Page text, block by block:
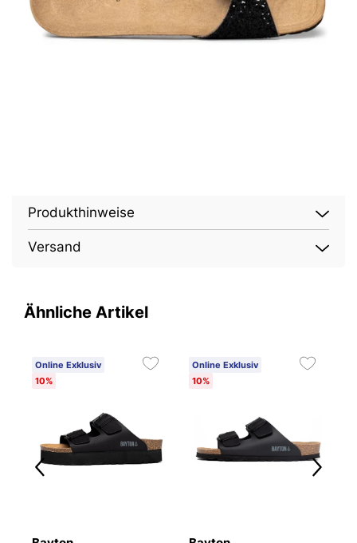
Produkthinweise
Versand
Ähnliche Artikel
Online Exklusiv
10%
Online Exklusiv
10%